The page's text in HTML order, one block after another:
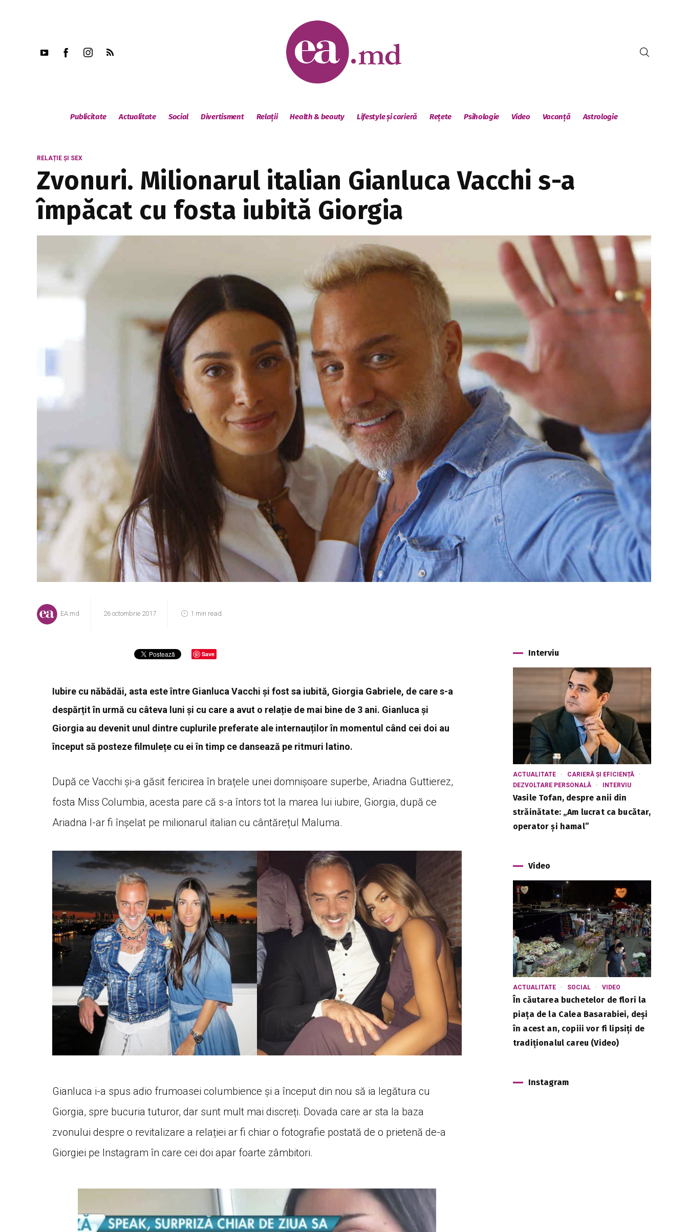
Publicitate Actualitate Social Divertisment Relații Health & beauty Lifestyle și carieră Rețete Psihologie Video Vacanță Astrologie
RELAȚIE ȘI SEX
Zvonuri. Milionarul italian Gianluca Vacchi s-a
împăcat cu fosta iubită Giorgia
EA.md 26 octombrie 2017 1 min read
Save
Iubire cu năbădăi, asta este între Gianluca Vacchi și fost sa iubită, Giorgia Gabriele, de care s-a
despărțit în urmă cu câteva luni și cu care a avut o relație de mai bine de 3 ani. Gianluca și
Giorgia au devenit unul dintre cuplurile preferate ale internauților în momentul când cei doi au
început să posteze filmulețe cu ei în timp ce dansează pe ritmuri latino.
După ce Vacchi și-a găsit fericirea în brațele unei domnișoare superbe, Ariadna Guttierez,
fosta Miss Columbia, acesta pare că s-a întors tot la marea lui iubire, Giorgia, după ce
Ariadna l-ar fi înșelat pe milionarul italian cu cântărețul Maluma.
Gianluca i-a spus adio frumoasei columbience și a început din nou să ia legătura cu
Giorgia, spre bucuria tuturor, dar sunt mult mai discreți. Dovada care ar sta la baza
zvonului despre o revitalizare a relației ar fi chiar o fotografie postată de o prietenă de-a
Giorgiei pe Instagram în care cei doi apar foarte zâmbitori.
Interviu
ACTUALITATE
CARIERĂ ȘI EFICIENȚĂ
DEZVOLTARE PERSONALĂ
INTERVIU
Vasile Tofan, despre anii din
străinătate: „Am lucrat ca bucătar,
operator și hamal”
Video
ACTUALITATE SOCIAL VIDEO
În căutarea buchetelor de flori la
piața de la Calea Basarabiei, deși
în acest an, copiii vor fi lipsiți de
tradiționalul careu (Video)
Instagram